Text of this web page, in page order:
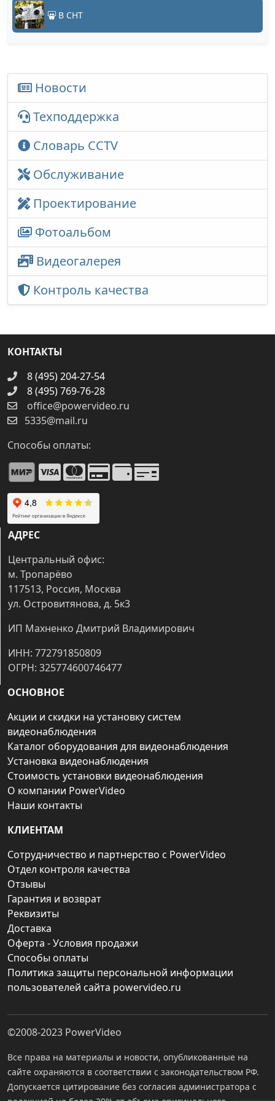
В СНТ
Новости
Техподдержка
Словарь CCTV
Обслуживание
Проектирование
Фотоальбом
Видеогалерея
Контроль качества
КОНТАКТЫ
8 (495) 204-27-54
8 (495) 769-76-28
office@powervideo.ru
5335@mail.ru
Способы оплаты:
АДРЕС
Центральный офис:
м. Тропарёво
117513, Россия, Москва
ул. Островитянова, д. 5к3
ИП Махненко Дмитрий Владимирович
ИНН: 772791850809
ОГРН: 325774600746477
ОСНОВНОЕ
Акции и скидки на установку систем
видеонаблюдения
Каталог оборудования для видеонаблюдения
Установка видеонаблюдения
Стоимость установки видеонаблюдения
О компании PowerVideo
Наши контакты
КЛИЕНТАМ
Сотрудничество и партнерство с PowerVideo
Отдел контроля качества
Отзывы
Гарантия и возврат
Реквизиты
Доставка
Оферта - Условия продажи
Способы оплаты
Политика защиты персональной информации
пользователей сайта powervideo.ru
©2008-2023 PowerVideo
Все права на материалы и новости, опубликованные на
сайте охраняются в соответствии с законодательством РФ.
Допускается цитирование без согласия администратора с